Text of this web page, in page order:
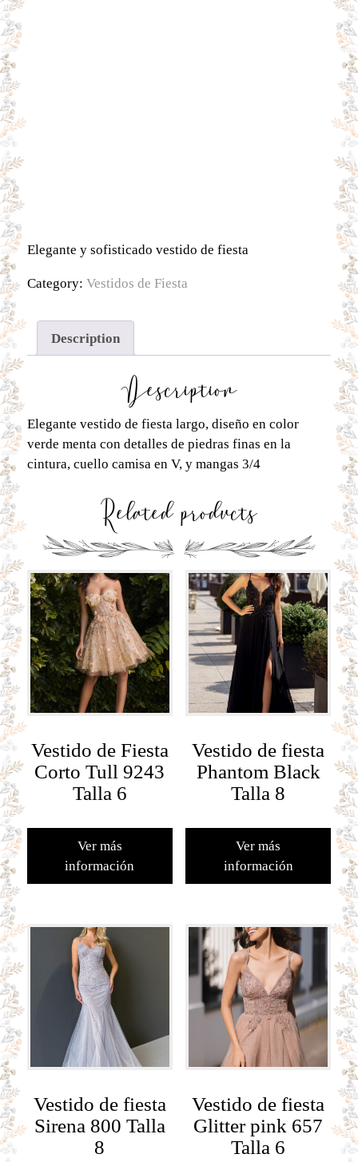
Elegante y sofisticado vestido de fiesta
Category: Vestidos de Fiesta
Description
Description
Elegante vestido de fiesta largo, diseño en color
verde menta con detalles de piedras finas en la
cintura, cuello camisa en V, y mangas 3/4
Related products
Vestido de Fiesta
Corto Tull 9243
Talla 6
Ver más
información
Vestido de fiesta
Phantom Black
Talla 8
Ver más
información
Vestido de fiesta
Sirena 800 Talla
8
Vestido de fiesta
Glitter pink 657
Talla 6